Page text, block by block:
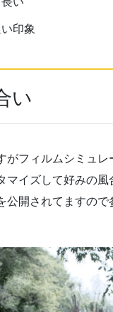
印象
い
がフィルムシミュ
マイズして好みの
公開されてますの